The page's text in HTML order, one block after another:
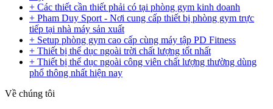
+ Các thiết cần thiết phải có tại phòng gym kinh doanh
+ Pham Duy Sport - Nơi cung cấp thiết bị phòng gym trực
tiếp tại nhà máy sản xuất
+ Setup phòng gym cao cấp cùng máy tập PD Fitness
+ Thiết bị thể dục ngoài trời chất lượng tốt nhất
+ Thiết bị thể dục ngoài công viên chất lượng thường dùng
phổ thông nhất hiện nay
Về chúng tôi